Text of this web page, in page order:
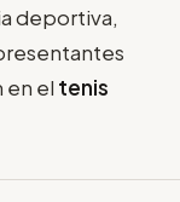
deportiva,
en el tenis